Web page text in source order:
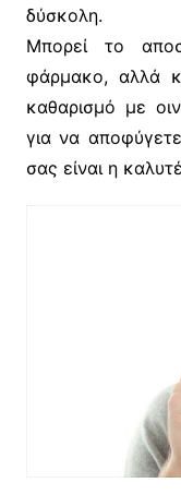
δύσκολη.
Μπορεί το
φάρμακο, αλλά
καθαρισμό με
για να
σας είναι η